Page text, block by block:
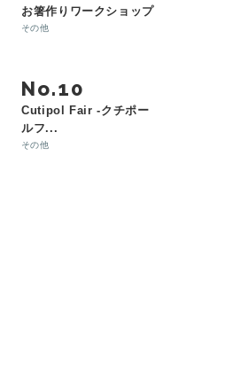
お箸作りワークショップ
その他
No.
Cutipol Fair -クチポー
ルフ...
その他